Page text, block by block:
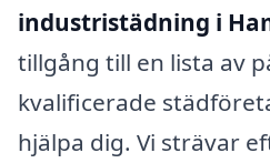
industristädning i
tillgång till en lista av
kvalificerade
hjälpa dig. Vi strävar